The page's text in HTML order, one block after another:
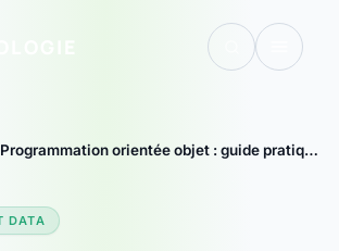
Programmation orientée objet : guide pratique
DATA